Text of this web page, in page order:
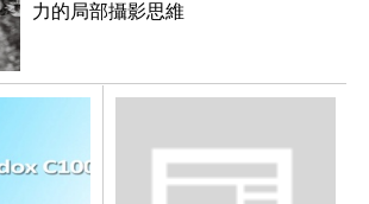
力的局部攝影思維